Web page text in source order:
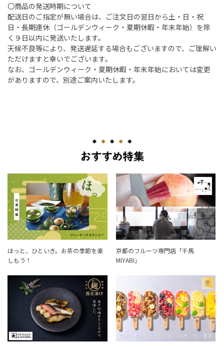
〇商品の発送時期について
配送日のご指定が無い場合は、ご注文日の翌日から土・日・祝
日・長期連休（ゴールデンウィーク・夏期休暇・年末年始）を除
く９日以内に発送いたします。
天候不良等により、発送遅延する場合もございますので、ご理解い
ただけますと幸いでございます。
なお、ゴールデンウィーク・夏期休暇・年末年始においては変更
がありますので、別途ご案内いたします。
ほっと、ひといき。お茶の季節を楽
しもう！
京都のフルーツ専門店「千馬
MIYABI」